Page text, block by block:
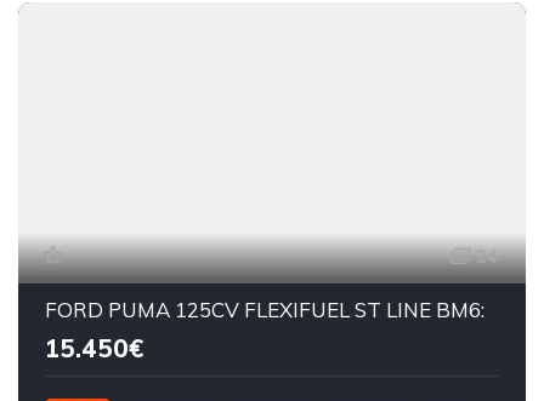
24
FORD PUMA 125CV FLEXIFUEL ST LINE BM6:
15.450€